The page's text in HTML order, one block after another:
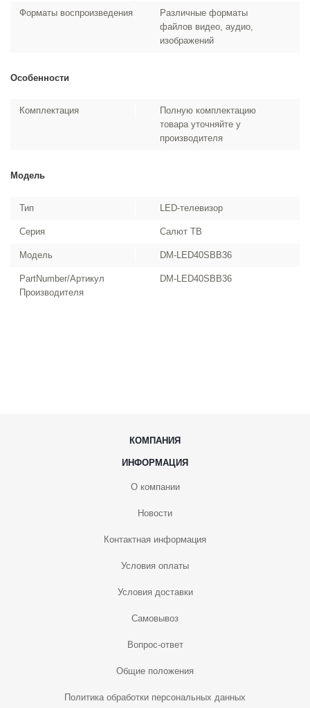
Форматы воспроизведения
Различные форматы
файлов видео, аудио,
изображений
Особенности
Комплектация
Полную комплектацию
товара уточняйте у
производителя
Модель
Тип LED-телевизор
Серия Салют ТВ
Модель DM-LED40SBB36
PartNumber/Артикул
Производителя
DM-LED40SBB36
КОМПАНИЯ
ИНФОРМАЦИЯ
О компании
Новости
Контактная информация
Условия оплаты
Условия доставки
Самовывоз
Вопрос-ответ
Общие положения
Политика обработки персональных данных